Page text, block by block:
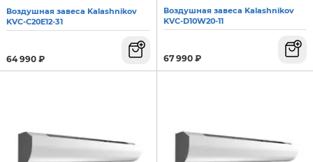
Воздушная завеса Kalashnikov
KVС-C20E12-31
64 990 ₽
Воздушная завеса Kalashnikov
KVC-D10W20-11
67 990 ₽